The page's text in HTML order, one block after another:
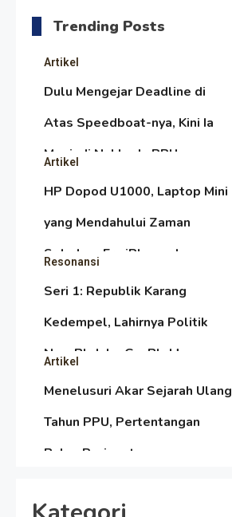
Trending Posts
Melambai, Upaya Ronggeng
Paser Melawan Arus Zaman
Popular
Artikel
Dulu Mengejar Deadline di
Atas Speedboat-nya, Kini Ia
Menjadi Nakhoda PPU
Artikel
HP Dopod U1000, Laptop Mini
yang Mendahului Zaman
Sebelum Era iPhone dan
Smartphone
Resonansi
Seri 1: Republik Karang
Kedempel, Lahirnya Politik
Non-Blok ke Go-Blok!
Artikel
Menelusuri Akar Sejarah Ulang
Tahun PPU, Pertentangan
Bulan Peringatan vs